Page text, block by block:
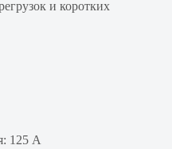
и коротких
125 А